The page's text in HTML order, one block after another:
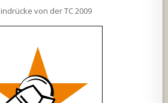
von der TC 2009